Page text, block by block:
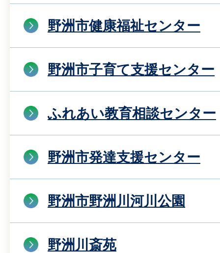
野洲市健康福祉センター
野洲市子育て支援センター
ふれあい教育相談センター
野洲市発達支援センター
野洲市野洲川河川公園
野洲川斎苑